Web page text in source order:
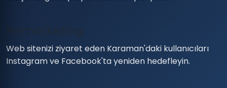
Web sitenizi ziyaret eden Karaman'daki kullanıcıları
Instagram ve Facebook'ta yeniden hedefleyin.